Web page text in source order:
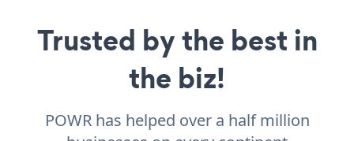
Trusted by the best in
the biz!
POWR has helped over a half million